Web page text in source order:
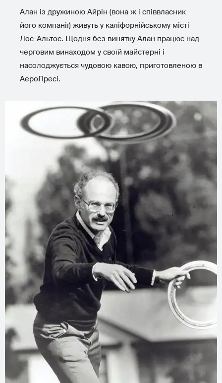
Алан із дружиною Айрін (вона ж і співвласник
його компанії) живуть у каліфорнійському місті
Лос-Альтос. Щодня без винятку Алан працює над
черговим винаходом у своїй майстерні і
насолоджується чудовою кавою, приготовленою в
АероПресі.